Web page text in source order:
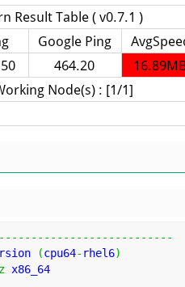
(cpu64- rhel6)
x86_64